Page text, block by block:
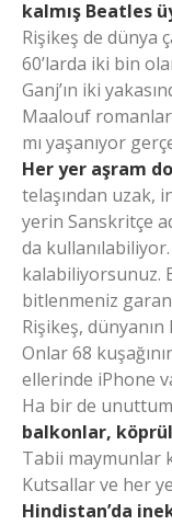
kalmış Beatles
Rişikeş de dünya
60’larda iki bin
Ganj’ın iki
Maalouf
mı yaşanıyor
Her yer aşram
telaşından uzak,
yerin Sanskritçe
da
kalabiliyorsunuz.
bitlenmeniz
Rişikeş,
Onlar 68
ellerinde iPhone
Ha bir de
balkonlar,
Tabii maymunlar
Kutsallar ve her
Hindistan’da